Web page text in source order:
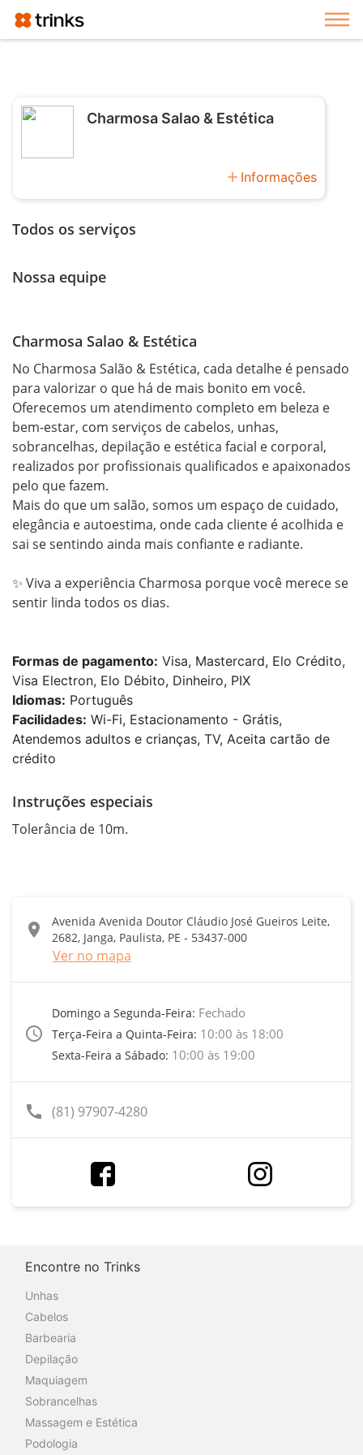
Charmosa Salao & Estética
add Informações
Todos os serviços
Nossa equipe
Charmosa Salao & Estética
No Charmosa Salão & Estética, cada detalhe é pensado
para valorizar o que há de mais bonito em você.
Oferecemos um atendimento completo em beleza e
bem-estar, com serviços de cabelos, unhas,
sobrancelhas, depilação e estética facial e corporal,
realizados por profissionais qualificados e apaixonados
pelo que fazem.
Mais do que um salão, somos um espaço de cuidado,
elegância e autoestima, onde cada cliente é acolhida e
sai se sentindo ainda mais confiante e radiante.
✨ Viva a experiência Charmosa porque você merece se
sentir linda todos os dias.
Formas de pagamento: Visa, Mastercard, Elo Crédito,
Visa Electron, Elo Débito, Dinheiro, PIX
Idiomas: Português
Facilidades: Wi-Fi, Estacionamento - Grátis,
Atendemos adultos e crianças, TV, Aceita cartão de
crédito
Instruções especiais
Tolerância de 10m.
location_on
Avenida Avenida Doutor Cláudio José Gueiros Leite,
2682, Janga, Paulista, PE - 53437-000
Ver no mapa
access_time
Domingo a Segunda-Feira: Fechado
Terça-Feira a Quinta-Feira: 10:00 às 18:00
Sexta-Feira a Sábado: 10:00 às 19:00
call (81) 97907-4280
Encontre no Trinks
Unhas
Cabelos
Barbearia
Depilação
Maquiagem
Sobrancelhas
Massagem e Estética
Podologia